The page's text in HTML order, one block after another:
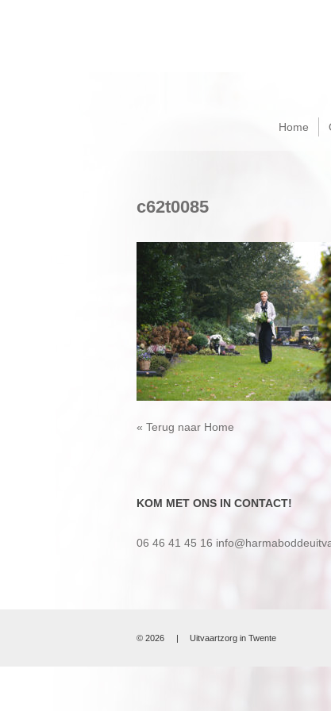
Home
c62t0085
« Terug naar Home
KOM MET ONS IN CONTACT!
06 46 41 45 16
© 2026 | Uitvaartzorg in Twente